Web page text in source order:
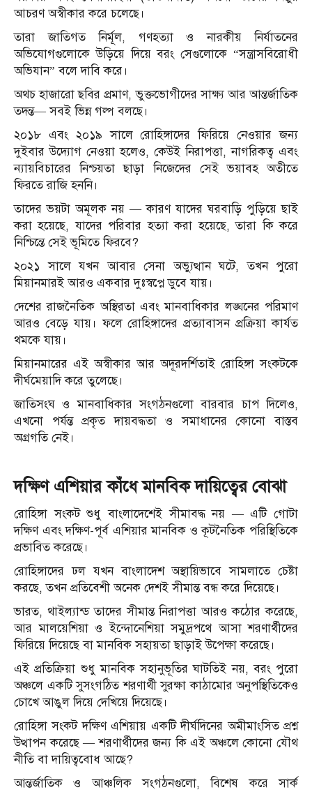
আচরণ অস্বীকার করে চলেছে।
তারা জাতিগত নির্মূল, গণহত্যা ও নারকীয় নির্যাতনের
অভিযোগগুলোকে উড়িয়ে দিয়ে বরং সেগুলোকে “সন্ত্রাসবিরোধী
অভিযান” বলে দাবি করে।
অথচ হাজারো ছবির প্রমাণ, ভুক্তভোগীদের সাক্ষ্য আর আন্তর্জাতিক
তদন্ত— সবই ভিন্ন গল্প বলছে।
২০১৮ এবং ২০১৯ সালে রোহিঙ্গাদের ফিরিয়ে নেওয়ার জন্য
দুইবার উদ্যোগ নেওয়া হলেও, কেউই নিরাপত্তা, নাগরিকত্ব এবং
ন্যায়বিচারের নিশ্চয়তা ছাড়া নিজেদের সেই ভয়াবহ অতীতে
ফিরতে রাজি হননি।
তাদের ভয়টা অমূলক নয় — কারণ যাদের ঘরবাড়ি পুড়িয়ে ছাই
করা হয়েছে, যাদের পরিবার হত্যা করা হয়েছে, তারা কি করে
নিশ্চিন্তে সেই ভূমিতে ফিরবে?
২০২১ সালে যখন আবার সেনা অভ্যুত্থান ঘটে, তখন পুরো
মিয়ানমারই আরও একবার দুঃস্বপ্নে ডুবে যায়।
দেশের রাজনৈতিক অস্থিরতা এবং মানবাধিকার লঙ্ঘনের পরিমাণ
আরও বেড়ে যায়। ফলে রোহিঙ্গাদের প্রত্যাবাসন প্রক্রিয়া কার্যত
থমকে যায়।
মিয়ানমারের এই অস্বীকার আর অদূরদর্শিতাই রোহিঙ্গা সংকটকে
দীর্ঘমেয়াদি করে তুলেছে।
জাতিসংঘ ও মানবাধিকার সংগঠনগুলো বারবার চাপ দিলেও,
এখনো পর্যন্ত প্রকৃত দায়বদ্ধতা ও সমাধানের কোনো বাস্তব
অগ্রগতি নেই।
দক্ষিণ এশিয়ার কাঁধে মানবিক দায়িত্বের বোঝা
রোহিঙ্গা সংকট শুধু বাংলাদেশেই সীমাবদ্ধ নয় — এটি গোটা
দক্ষিণ এবং দক্ষিণ-পূর্ব এশিয়ার মানবিক ও কূটনৈতিক পরিস্থিতিকে
প্রভাবিত করেছে।
রোহিঙ্গাদের ঢল যখন বাংলাদেশ অস্থায়িভাবে সামলাতে চেষ্টা
করছে, তখন প্রতিবেশী অনেক দেশই সীমান্ত বন্ধ করে দিয়েছে।
ভারত, থাইল্যান্ড তাদের সীমান্ত নিরাপত্তা আরও কঠোর করেছে,
আর মালয়েশিয়া ও ইন্দোনেশিয়া সমুদ্রপথে আসা শরণার্থীদের
ফিরিয়ে দিয়েছে বা মানবিক সহায়তা ছাড়াই উপেক্ষা করেছে।
এই প্রতিক্রিয়া শুধু মানবিক সহানুভূতির ঘাটতিই নয়, বরং পুরো
অঞ্চলে একটি সুসংগঠিত শরণার্থী সুরক্ষা কাঠামোর অনুপস্থিতিকেও
চোখে আঙুল দিয়ে দেখিয়ে দিয়েছে।
রোহিঙ্গা সংকট দক্ষিণ এশিয়ায় একটি দীর্ঘদিনের অমীমাংসিত প্রশ্ন
উত্থাপন করেছে — শরণার্থীদের জন্য কি এই অঞ্চলে কোনো যৌথ
নীতি বা দায়িত্ববোধ আছে?
আন্তর্জাতিক ও আঞ্চলিক সংগঠনগুলো, বিশেষ করে সার্ক